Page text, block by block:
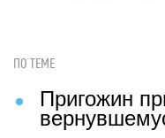
ПО ТЕМЕ
Пригожин